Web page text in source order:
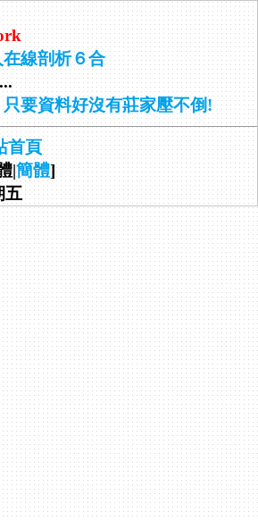
線剖析６合
要資料好沒有莊家壓不倒!
首頁
|簡體]
五